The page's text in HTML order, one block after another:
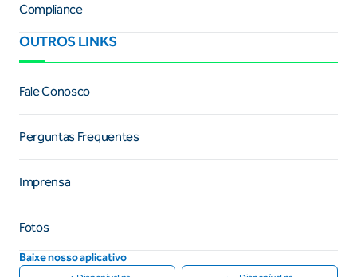
Compliance
OUTROS LINKS
Fale Conosco
Perguntas Frequentes
Imprensa
Fotos
Baixe nosso aplicativo